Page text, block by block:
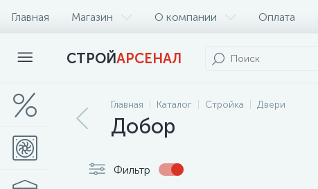
Главная Магазин О компании Оплата
СТРОЙАРСЕНАЛ
Главная Каталог Стройка Двери
Добор
Фильтр